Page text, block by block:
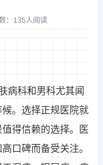
：135人阅读
病科和男科尤其闻
。选择正规医院就
得信赖的选择。医
口碑而备受关注。